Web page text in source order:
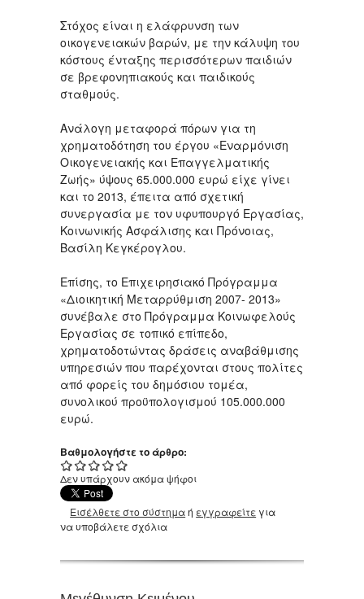
Στόχος είναι η ελάφρυνση των
οικογενειακών βαρών, με την κάλυψη του
κόστους ένταξης περισσότερων παιδιών
σε βρεφονηπιακούς και παιδικούς
σταθμούς.
Ανάλογη μεταφορά πόρων για τη
χρηματοδότηση του έργου «Εναρμόνιση
Οικογενειακής και Επαγγελματικής
Ζωής» ύψους 65.000.000 ευρώ είχε γίνει
και το 2013, έπειτα από σχετική
συνεργασία με τον υφυπουργό Εργασίας,
Κοινωνικής Ασφάλισης και Πρόνοιας,
Βασίλη Κεγκέρογλου.
Επίσης, το Επιχειρησιακό Πρόγραμμα
«Διοικητική Μεταρρύθμιση 2007- 2013»
συνέβαλε στο Πρόγραμμα Κοινωφελούς
Εργασίας σε τοπικό επίπεδο,
χρηματοδοτώντας δράσεις αναβάθμισης
υπηρεσιών που παρέχονται στους πολίτες
από φορείς του δημόσιου τομέα,
συνολικού προϋπολογισμού 105.000.000
ευρώ.
Βαθμολογήστε το άρθρο:
Δεν υπάρχουν ακόμα ψήφοι
Εισέλθετε στο σύστημαή εγγραφείτε για
να υποβάλετε σχόλια